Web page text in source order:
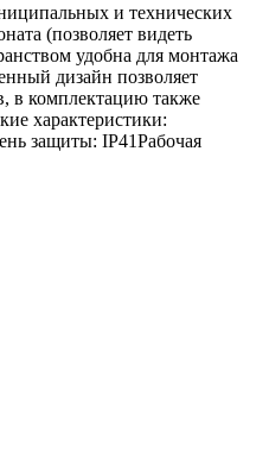
и технических
(позволяет видеть
удобна для монтажа
дизайн позволяет
в комплектацию также
характеристики:
защиты: IP41Рабочая